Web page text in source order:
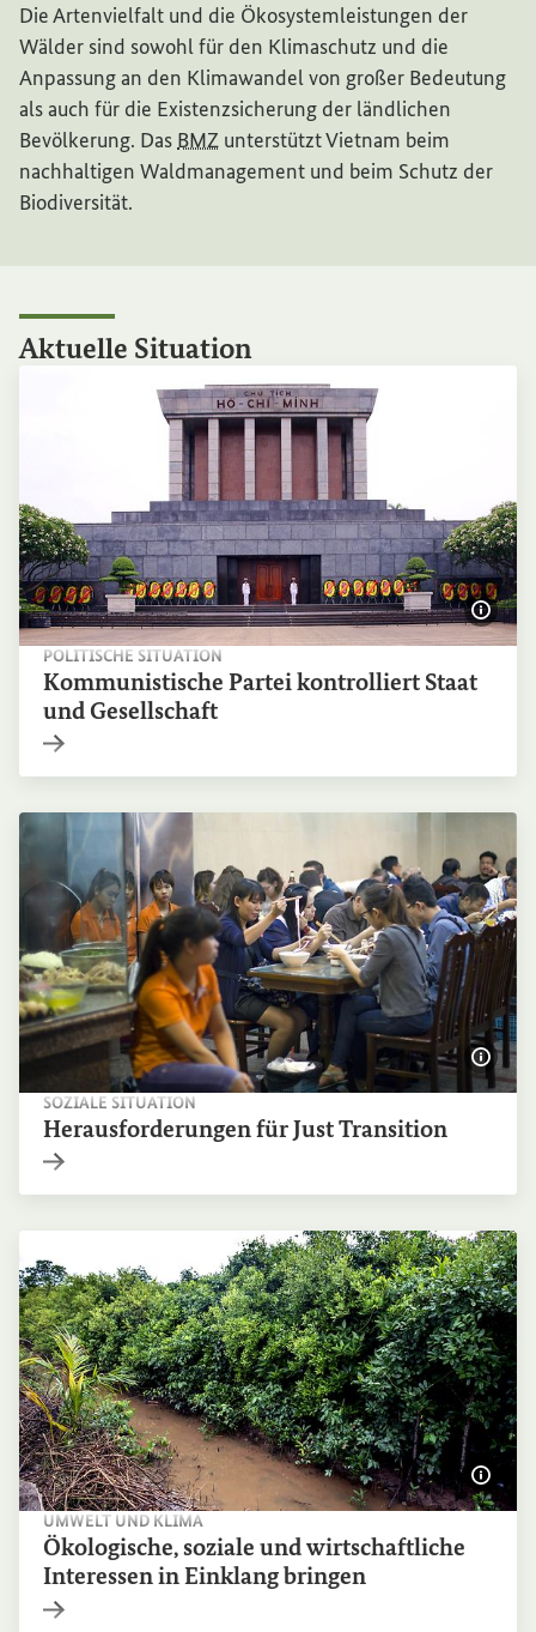
Die Artenvielfalt und die Ökosystemleistungen der
Wälder sind sowohl für den Klimaschutz und die
Anpassung an den Klimawandel von großer Bedeutung
als auch für die Existenzsicherung der ländlichen
Bevölkerung. Das BMZ unterstützt Vietnam beim
nachhaltigen Waldmanagement und beim Schutz der
Biodiversität.
Aktuelle Situation
POLITISCHE SITUATION
Kommunistische Partei kontrolliert Staat
und Gesellschaft
SOZIALE SITUATION
Herausforderungen fürJust Transition
UMWELT UND KLIMA
Ökologische, soziale und wirtschaftliche
Interessen in Einklang bringen